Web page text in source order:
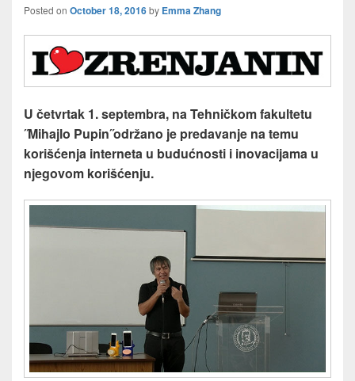
Posted on October 18, 2016by Emma Zhang
U četvrtak 1. septembra, na Tehničkom fakultetu
˝Mihajlo Pupin˝održano je predavanje na temu
korišćenja interneta u budućnosti i inovacijama u
njegovom korišćenju.